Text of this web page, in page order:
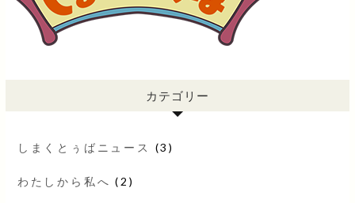
カテゴリー
しまくとぅばニュース (3)
わたしから私へ (2)